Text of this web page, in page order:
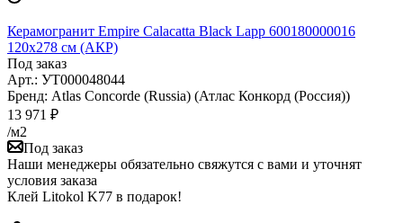
Керамогранит Empire Calacatta Black Lapp 600180000016
120x278 см (АКР)
Под заказ
Арт.: УТ000048044
Бренд: Atlas Concorde (Russia) (Атлас Конкорд (Россия))
13 971 ₽
/м2
Под заказ
Наши менеджеры обязательно свяжутся с вами и уточнят
условия заказа
Клей Litokol K77 в подарок!